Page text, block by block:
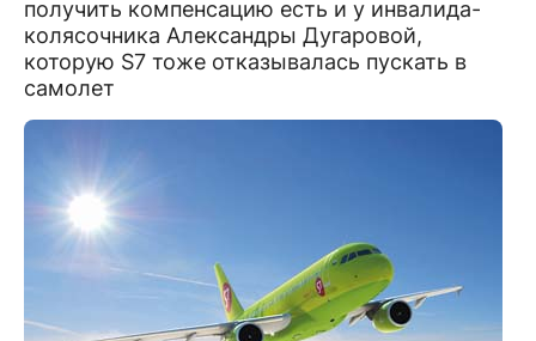
получить компенсацию есть и у инвалида-
колясочника Александры Дугаровой,
которую S7 тоже отказывалась пускать в
самолет